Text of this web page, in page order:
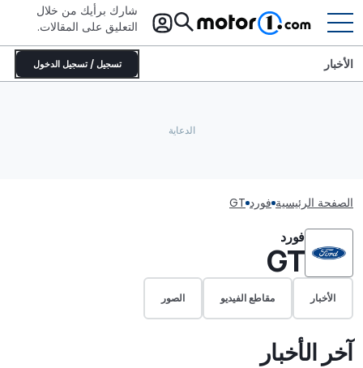
شارك برأيك من خلال
التعليق على المقالات.
تسجيل / تسجيل الدخول الأخبار
الصفحة الرئيسية فورد GT
فورد
GT
الأخبار مقاطع الفيديو الصور
آخر الأخبار